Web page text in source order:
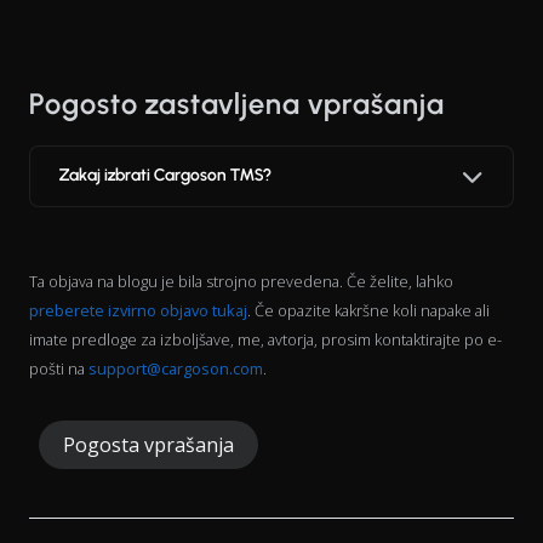
Pogosto zastavljena vprašanja
Zakaj izbrati Cargoson TMS?
Ta objava na blogu je bila strojno prevedena. Če želite, lahko
preberete izvirno objavo tukaj. Če opazite kakršne koli napake ali
imate predloge za izboljšave, me, avtorja, prosim kontaktirajte po e-
pošti na support@cargoson.com.
Pogosta vprašanja